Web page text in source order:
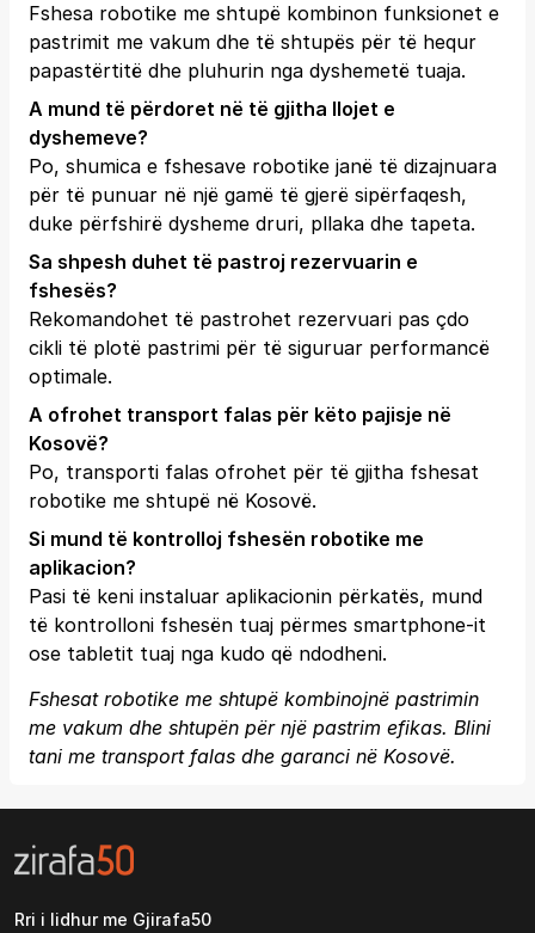
Fshesa robotike me shtupë kombinon funksionet e
pastrimit me vakum dhe të shtupës për të hequr
papastërtitë dhe pluhurin nga dyshemetë tuaja.
A mund të përdoret në të gjitha llojet e
dyshemeve?
Po, shumica e fshesave robotike janë të dizajnuara
për të punuar në një gamë të gjerë sipërfaqesh,
duke përfshirë dysheme druri, pllaka dhe tapeta.
Sa shpesh duhet të pastroj rezervuarin e
fshesës?
Rekomandohet të pastrohet rezervuari pas çdo
cikli të plotë pastrimi për të siguruar performancë
optimale.
A ofrohet transport falas për këto pajisje në
Kosovë?
Po, transporti falas ofrohet për të gjitha fshesat
robotike me shtupë në Kosovë.
Si mund të kontrolloj fshesën robotike me
aplikacion?
Pasi të keni instaluar aplikacionin përkatës, mund
të kontrolloni fshesën tuaj përmes smartphone-it
ose tabletit tuaj nga kudo që ndodheni.
Fshesat robotike me shtupë kombinojnë pastrimin
me vakum dhe shtupën për një pastrim efikas. Blini
tani me transport falas dhe garanci në Kosovë.
Rri i lidhur me Gjirafa50